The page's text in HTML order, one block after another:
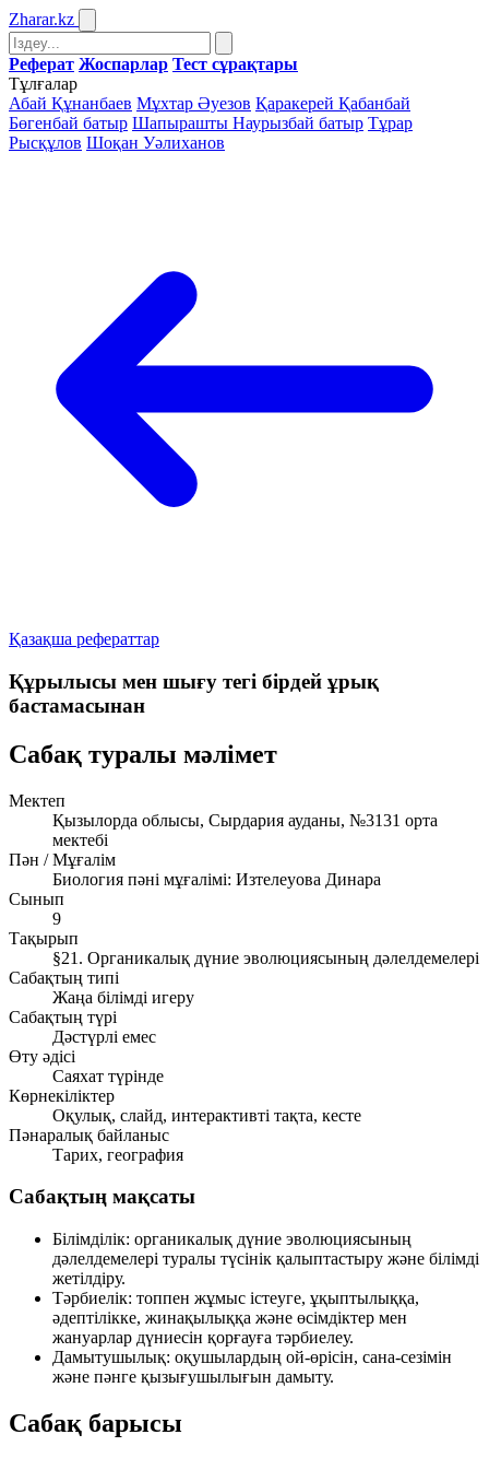
Zharar.kz
Реферат Жоспарлар Тест сұрақтары
Тұлғалар
Абай Құнанбаев Мұхтар Әуезов Қаракерей Қабанбай
Бөгенбай батыр Шапырашты Наурызбай батыр Тұрар
Рысқұлов Шоқан Уәлиханов
Қазақша рефераттар
Құрылысы мен шығу тегі бірдей ұрық
бастамасынан
Сабақ туралы мәлімет
Мектеп
Қызылорда облысы, Сырдария ауданы, №3131 орта
мектебі
Пән / Мұғалім
Биология пәні мұғалімі: Изтелеуова Динара
Сынып
9
Тақырып
§21. Органикалық дүние эволюциясының дәлелдемелері
Сабақтың типі
Жаңа білімді игеру
Сабақтың түрі
Дәстүрлі емес
Өту әдісі
Саяхат түрінде
Көрнекіліктер
Оқулық, слайд, интерактивті тақта, кесте
Пәнаралық байланыс
Тарих, география
Сабақтың мақсаты
Білімділік: органикалық дүние эволюциясының
дәлелдемелері туралы түсінік қалыптастыру және білімді
жетілдіру.
Тәрбиелік: топпен жұмыс істеуге, ұқыптылыққа,
әдептілікке, жинақылыққа және өсімдіктер мен
жануарлар дүниесін қорғауға тәрбиелеу.
Дамытушылық: оқушылардың ой-өрісін, сана-сезімін
және пәнге қызығушылығын дамыту.
Сабақ барысы